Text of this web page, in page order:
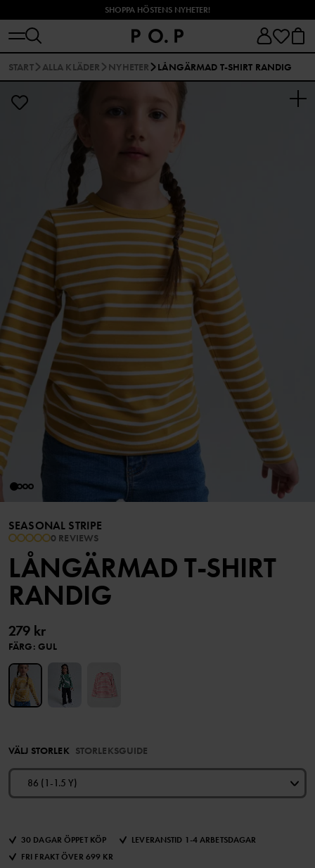
SHOPPA HÖSTENS NYHETER!
START ALLA KLÄDER NYHETER LÅNGÄRMAD T-SHIRT RANDIG
SEASONAL STRIPE
0 REVIEWS
LÅNGÄRMAD T-SHIRT
RANDIG
279 kr
FÄRG: GUL
VÄLJ STORLEK STORLEKSGUIDE
86 (1-1.5 Y)
30 DAGAR ÖPPET KÖP
LEVERANSTID 1-4 ARBETSDAGAR
FRI FRAKT ÖVER 699 KR